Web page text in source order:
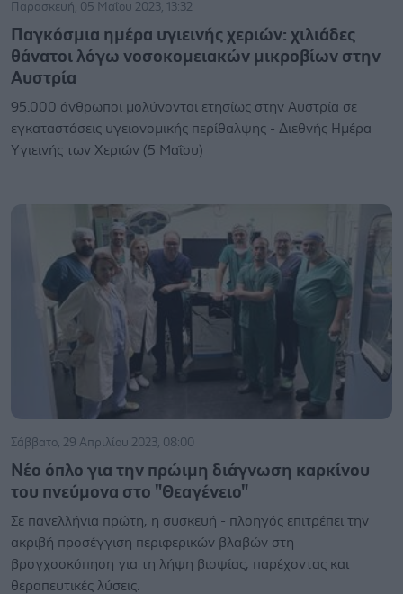
Παρασκευή, 05 Μαΐου 2023, 13:32
Παγκόσμια ημέρα υγιεινής χεριών: χιλιάδες
θάνατοι λόγω νοσοκομειακών μικροβίων στην
Αυστρία
95.000 άνθρωποι μολύνονται ετησίως στην Αυστρία σε
εγκαταστάσεις υγειονομικής περίθαλψης - Διεθνής Ημέρα
Υγιεινής των Χεριών (5 Μαΐου)
Σάββατο, 29 Απριλίου 2023, 08:00
Νέο όπλο για την πρώιμη διάγνωση καρκίνου
του πνεύμονα στο "Θεαγένειο"
Σε πανελλήνια πρώτη, η συσκευή - πλοηγός επιτρέπει την
ακριβή προσέγγιση περιφερικών βλαβών στη
βρογχοσκόπηση για τη λήψη βιοψίας, παρέχοντας και
θεραπευτικές λύσεις.